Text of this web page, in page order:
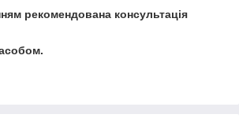
рекомендована консультація